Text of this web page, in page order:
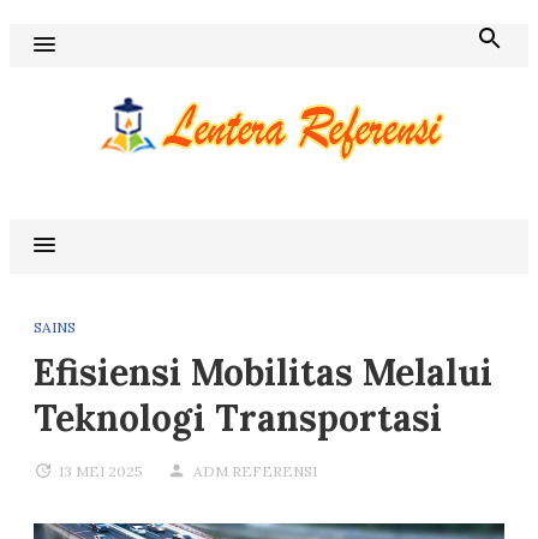
Skip
SAINS
Efisiensi Mobilitas Melalui
Teknologi Transportasi
13 MEI 2025 ADM REFERENSI